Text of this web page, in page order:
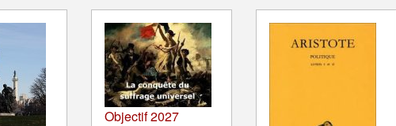
Objectif 2027